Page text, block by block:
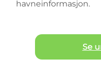
havneinformasjon.
Se